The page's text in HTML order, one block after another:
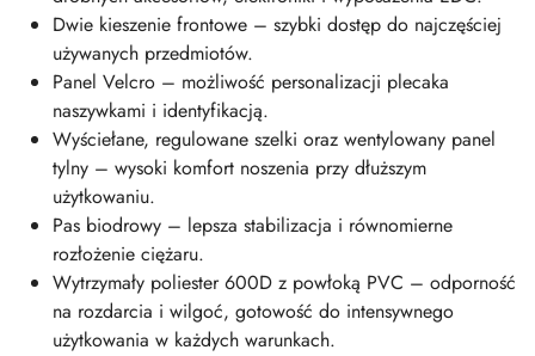
Dwie kieszenie frontowe – szybki dostęp do najczęściej
używanych przedmiotów.
Panel Velcro – możliwość personalizacji plecaka
naszywkami i identyfikacją.
Wyściełane, regulowane szelki oraz wentylowany panel
tylny – wysoki komfort noszenia przy dłuższym
użytkowaniu.
Pas biodrowy – lepsza stabilizacja i równomierne
rozłożenie ciężaru.
Wytrzymały poliester 600D z powłoką PVC – odporność
na rozdarcia i wilgoć, gotowość do intensywnego
użytkowania w każdych warunkach.